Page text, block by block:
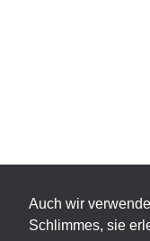
Auch wir
Schlimmes, sie